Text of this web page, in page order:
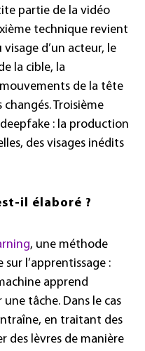
partie de la vidéo
technique revient
d’un acteur, le
la cible, la
de la tête
Troisième
: la production
des visages inédits
il élaboré ?
, une méthode
sur l’apprentissage :
apprend
tâche. Dans le cas
en traitant des
des lèvres de manière